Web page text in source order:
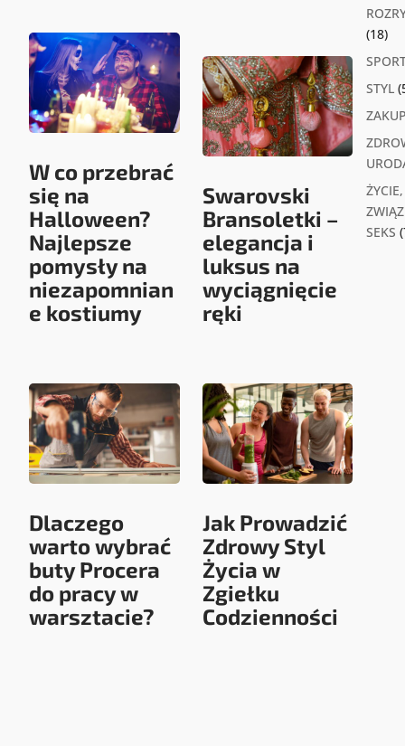
W co przebrać
się na
Halloween?
Najlepsze
pomysły na
niezapomnian
e kostiumy
Dlaczego
warto wybrać
buty Procera
do pracy w
warsztacie?
Swarovski
Bransoletki –
elegancja i
luksus na
wyciągnięcie
ręki
Jak Prowadzić
Zdrowy Styl
Życia w
Zgiełku
Codzienności
(18)
STYL
ŻYCIE,
SEKS